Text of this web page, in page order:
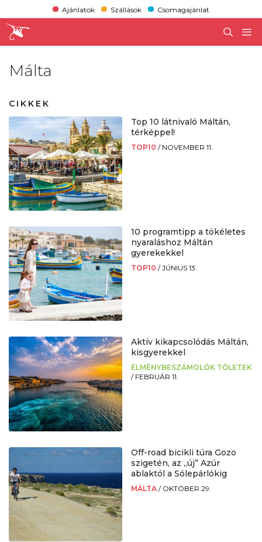
Ajánlatok Szállások Csomagajánlat
Málta
CIKKEK
Top 10 látnivaló Máltán,
térképpel!
TOP10 / NOVEMBER 11.
10 programtipp a tökéletes
nyaraláshoz Máltán
gyerekekkel
TOP10 /JÚNIUS 13.
Aktív kikapcsolódás Máltán,
kisgyerekkel
ÉLMÉNYBESZÁMOLÓK TŐLETEK
/ FEBRUÁR 11.
Off-road bicikli túra Gozo
szigetén, az „új” Azúr
ablaktól a Sólepárlókig
MÁLTA / OKTÓBER 29.